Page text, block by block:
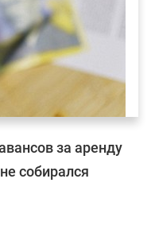
за аренду
собирался